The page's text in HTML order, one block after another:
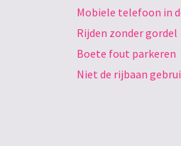
Mobiele telefoon in
Rijden zonder gordel
Boete fout parkeren
Niet de rijbaan